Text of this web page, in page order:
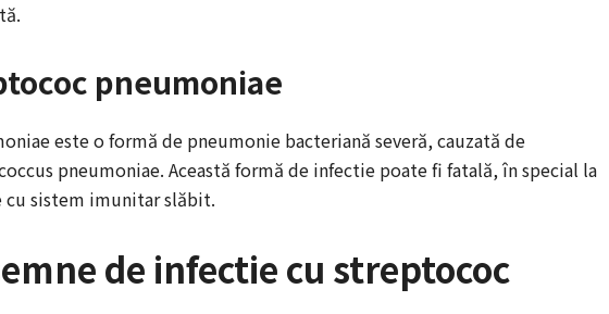
pneumoniae
este o formă de pneumonie bacteriană severă, cauzată de
pneumoniae. Această formă de infectie poate fi fatală, în special la
cu sistem imunitar slăbit.
de infectie cu streptococ